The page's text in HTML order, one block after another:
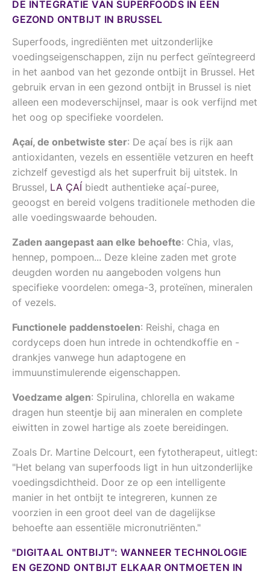
DE INTEGRATIE VAN SUPERFOODS IN EEN
GEZOND ONTBIJT IN BRUSSEL
Superfoods, ingrediënten met uitzonderlijke
voedingseigenschappen, zijn nu perfect geïntegreerd
in het aanbod van het gezonde ontbijt in Brussel. Het
gebruik ervan in een gezond ontbijt in Brussel is niet
alleen een modeverschijnsel, maar is ook verfijnd met
het oog op specifieke voordelen.
Açaí, de onbetwiste ster: De açaí bes is rijk aan
antioxidanten, vezels en essentiële vetzuren en heeft
zichzelf gevestigd als het superfruit bij uitstek. In
Brussel, LA ÇAÍ biedt authentieke açaí-puree,
geoogst en bereid volgens traditionele methoden die
alle voedingswaarde behouden.
Zaden aangepast aan elke behoefte: Chia, vlas,
hennep, pompoen... Deze kleine zaden met grote
deugden worden nu aangeboden volgens hun
specifieke voordelen: omega-3, proteïnen, mineralen
of vezels.
Functionele paddenstoelen: Reishi, chaga en
cordyceps doen hun intrede in ochtendkoffie en -
drankjes vanwege hun adaptogene en
immuunstimulerende eigenschappen.
Voedzame algen: Spirulina, chlorella en wakame
dragen hun steentje bij aan mineralen en complete
eiwitten in zowel hartige als zoete bereidingen.
Zoals Dr. Martine Delcourt, een fytotherapeut, uitlegt:
"Het belang van superfoods ligt in hun uitzonderlijke
voedingsdichtheid. Door ze op een intelligente
manier in het ontbijt te integreren, kunnen ze
voorzien in een groot deel van de dagelijkse
behoefte aan essentiële micronutriënten."
"DIGITAAL ONTBIJT": WANNEER TECHNOLOGIE
EN GEZOND ONTBIJT ELKAAR ONTMOETEN IN